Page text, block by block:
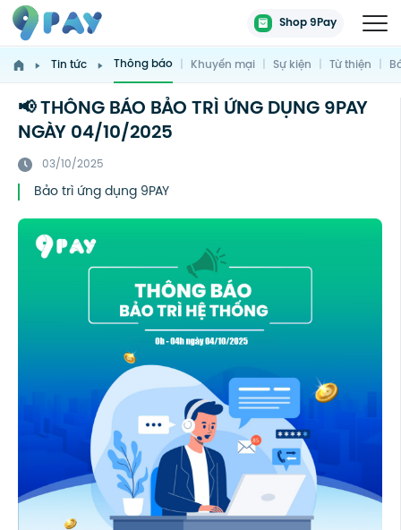
Shop 9Pay
Tin tức Thông báo | Khuyến mại | Sự kiện | Từ thiện |
📢 THÔNG BÁO BẢO TRÌ ỨNG DỤNG 9PAY
NGÀY 04/10/2025
03/10/2025
Bảo trì ứng dụng 9PAY